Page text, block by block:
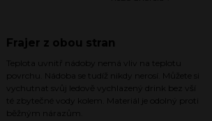
Frajer z obou stran
Teplota uvnitř nádoby nemá vliv na teplotu
povrchu. Nádoba se tudíž nikdy nerosí. Můžete si
vychutnat svůj ledově vychlazený drink bez vší
té zbytečné vody kolem. Materiál je odolný proti
běžným nárazům.